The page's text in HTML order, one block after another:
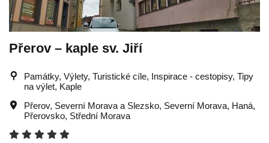
Přerov – kaple sv. Jiří
Památky, Výlety, Turistické cíle, Inspirace - cestopisy, Tipy
na výlet, Kaple
Přerov, Severní Morava a Slezsko, Severní Morava, Haná,
Přerovsko, Střední Morava